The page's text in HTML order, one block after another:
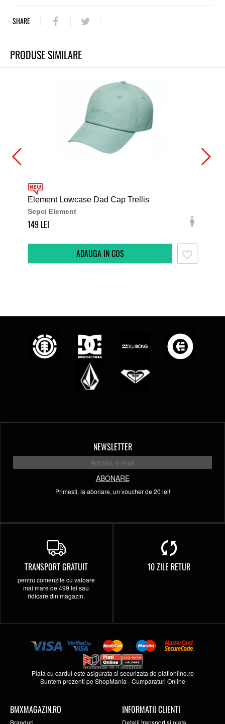
SHARE
PRODUSE SIMILARE
Element Lowcase Dad Cap Trellis
Sepci Element
149
NEWSLETTER
ABONARE
Primesti, la abonare, un voucher de 20 lei!
TRANSPORT GRATUIT
pentru comenzile cu valoare
mai mare de 499 lei sau
ridicare din magazin.
10 ZILE RETUR
Plata cu cardul este asigurata si securizata deplationline.ro
Suntem prezenti peShopMania -Cumparaturi Online
BMXMAGAZIN.RO
Branduri
INFORMATII CLIENTI
Detalii transport si plata